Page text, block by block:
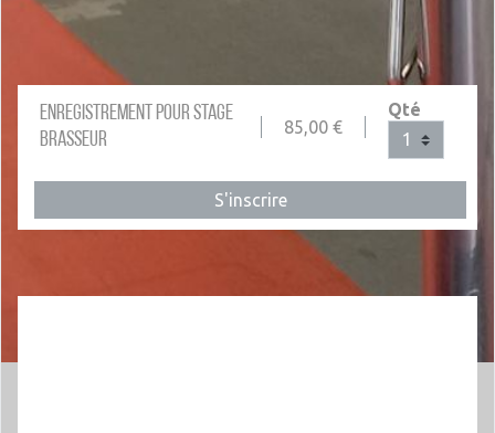
Enregistrement pour Stage
Brasseur
85,00€
Qté
S'inscrire